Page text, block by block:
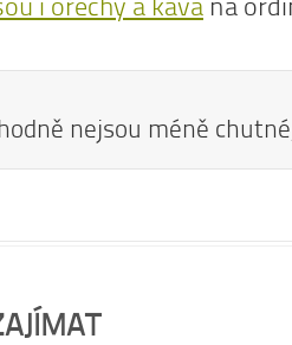
i ořechy a káva na
nejsou méně